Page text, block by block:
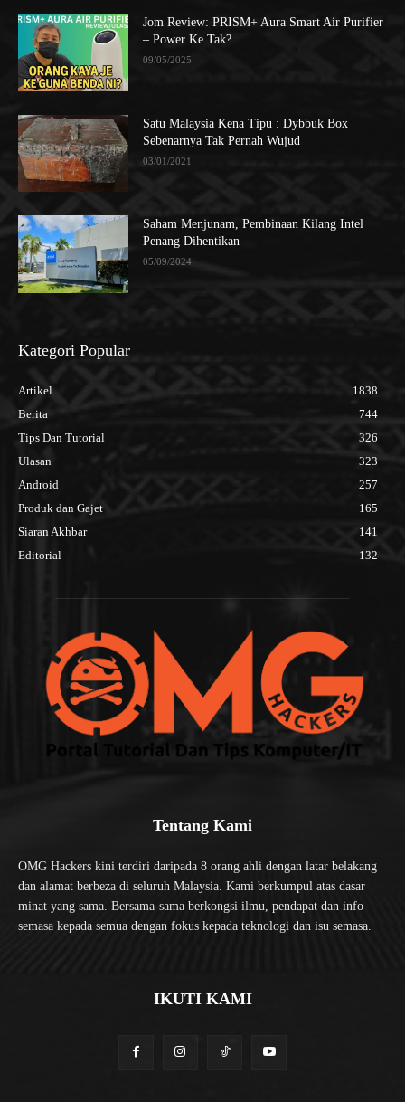
Jom Review: PRISM+ Aura Smart Air Purifier
– Power Ke Tak?
09/05/2025
Satu Malaysia Kena Tipu : Dybbuk Box
Sebenarnya Tak Pernah Wujud
03/01/2021
Saham Menjunam, Pembinaan Kilang Intel
Penang Dihentikan
05/09/2024
Kategori Popular
Artikel
1838
Berita
744
Tips Dan Tutorial
326
Ulasan
323
Android
257
Produk dan Gajet
165
Siaran Akhbar
141
Editorial
132
Tentang Kami
OMG Hackers kini terdiri daripada 8 orang ahli dengan latar belakang
dan alamat berbeza di seluruh Malaysia. Kami berkumpul atas dasar
minat yang sama. Bersama-sama berkongsi ilmu, pendapat dan info
semasa kepada semua dengan fokus kepada teknologi dan isu semasa.
IKUTI KAMI